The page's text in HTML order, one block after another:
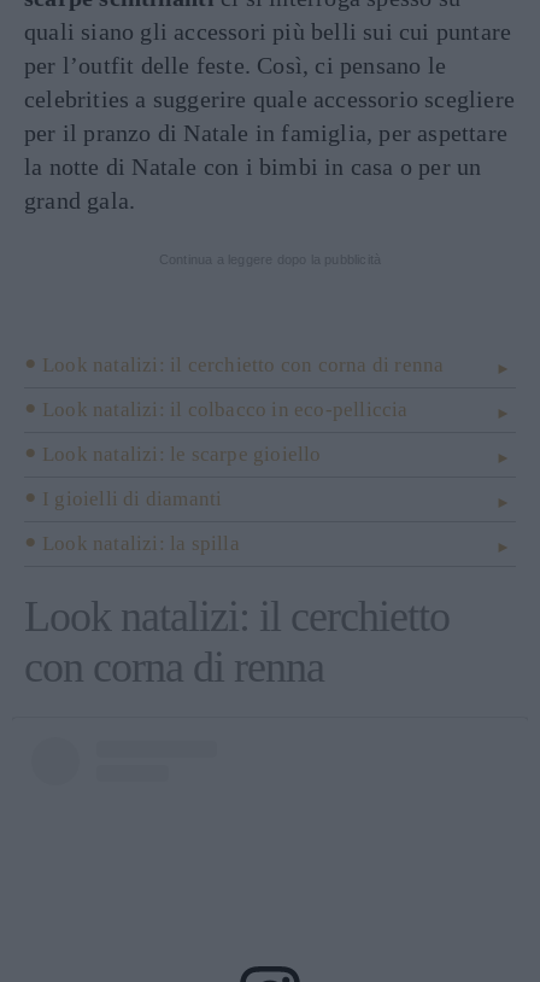
quali siano gli accessori più belli sui cui puntare
per l’outfit delle feste. Così, ci pensano le
celebrities a suggerire quale accessorio scegliere
per il pranzo di Natale in famiglia, per aspettare
la notte di Natale con i bimbi in casa o per un
grand gala.
Look natalizi: il cerchietto con corna di renna
Look natalizi: il colbacco in eco-pelliccia
Look natalizi: le scarpe gioiello
I gioielli di diamanti
Look natalizi: la spilla
Look natalizi: il cerchietto
con corna di renna